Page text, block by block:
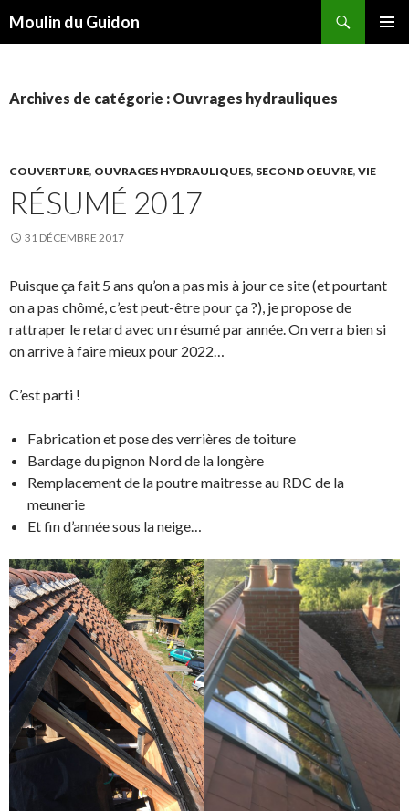
Moulin du Guidon
Archives de catégorie : Ouvrages hydrauliques
COUVERTURE, OUVRAGES HYDRAULIQUES, SECOND OEUVRE, VIE
RÉSUMÉ 2017
31 DÉCEMBRE 2017
Puisque ça fait 5 ans qu’on a pas mis à jour ce site (et pourtant
on a pas chômé, c’est peut-être pour ça ?), je propose de
rattraper le retard avec un résumé par année. On verra bien si
on arrive à faire mieux pour 2022…
C’est parti !
Fabrication et pose des verrières de toiture
Bardage du pignon Nord de la longère
Remplacement de la poutre maitresse au RDC de la
meunerie
Et fin d’année sous la neige…